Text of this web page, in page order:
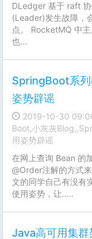
DLedger 基于 raft
(Leader)发生故障，
点。 RocketMQ 中
也...
SpringBoot系列
姿势辟谣
2019-10-30
Boot,小灰灰
用姿势辟谣
在网上查询 Bean 的
@Order注解的方式
文的同学自己有没有
使用姿势，让.....
Java高可用集